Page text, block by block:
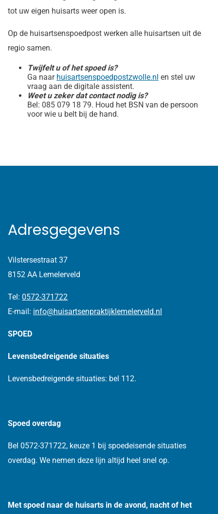
tot uw eigen huisarts weer open is.
Op de huisartsenspoedpost werken alle huisartsen uit de
regio samen.
Twijfelt u of het spoed is?
Ga naar huisartsenspoedpostzwolle.nl en stel uw
vraag aan de digitale assistent.
Weet u zeker dat contact nodig is?
Bel: 085 079 18 79. Houd het BSN van de persoon
voor wie u belt bij de hand.
Adresgegevens
Vilstersestraat 37
8152 AA Lemelerveld
Tel: 0572-371722
E-mail: info@huisartsenpraktijklemelerveld.nl
SPOED
Levensbedreigende situaties
Levensbedreigende situaties: bel 112.
Spoed overdag
Bel 0572-371722, keuze 1 bij spoedeisende situaties
overdag. We nemen deze lijn altijd heel snel op.
Met spoed naar de huisarts in de avond, nacht of het